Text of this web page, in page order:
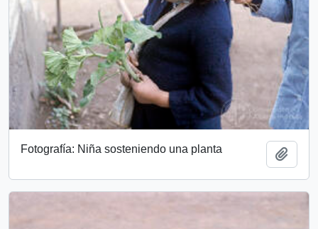
Fotografía: Niña sosteniendo una planta